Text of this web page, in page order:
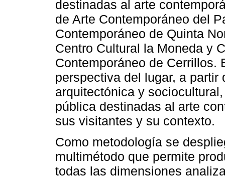
destinadas al arte
de Arte Contemporáneo del
Contemporáneo de Quinta
Centro Cultural la Moneda y
Contemporáneo de Cerrillos.
perspectiva del lugar, a
arquitectónica y
pública destinadas al arte
sus visitantes y su contexto.
Como metodología se
multimétodo que permite
todas las dimensiones